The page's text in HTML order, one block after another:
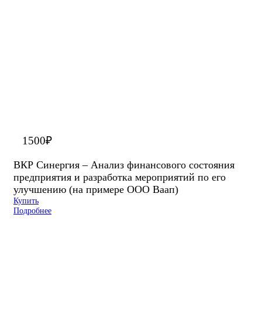
1500₽
ВКР Синергия – Анализ финансового состояния
предприятия и разработка мероприятий по его
улучшению (на примере ООО Ваап)
Купить
Подробнее